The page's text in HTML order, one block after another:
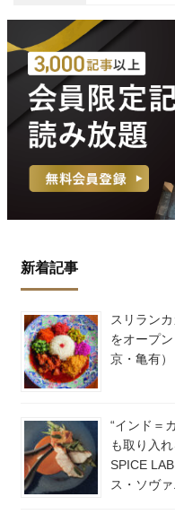
新着記事
スリラン
をオープ
京・亀有
“インド＝
も取り入
SPICE
ス・ソヴ